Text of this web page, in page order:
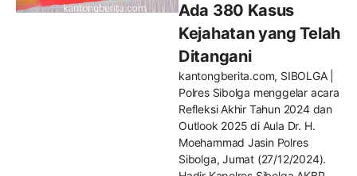
Ada 380 Kasus
Kejahatan yang Telah
Ditangani
kantongberita.com, SIBOLGA |
Polres Sibolga menggelar acara
Refleksi Akhir Tahun 2024 dan
Outlook 2025 di Aula Dr. H.
Moehammad Jasin Polres
Sibolga, Jumat (27/12/2024).